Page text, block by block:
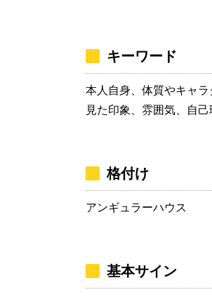
キーワード
本人自身、体質やキャ
見た印象、雰囲気、自己
格付け
アンギュラーハウス
基本サイン